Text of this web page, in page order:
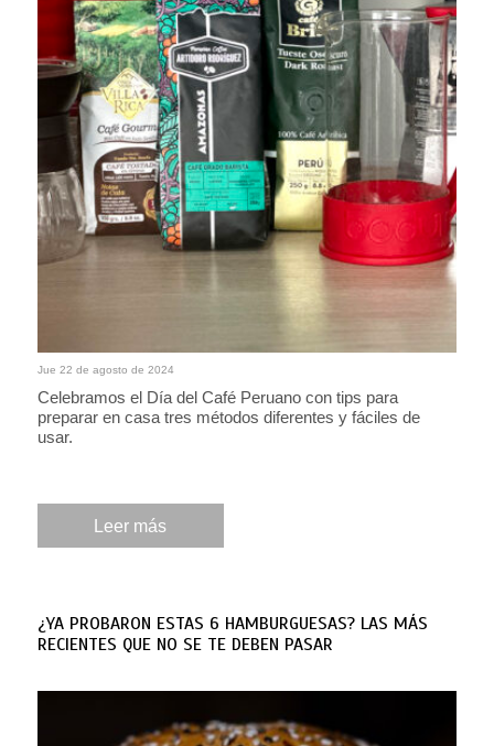
Jue 22 de agosto de 2024
Celebramos el Día del Café Peruano con tips para
preparar en casa tres métodos diferentes y fáciles de
usar.
Leer más
¿YA PROBARON ESTAS 6 HAMBURGUESAS? LAS MÁS
RECIENTES QUE NO SE TE DEBEN PASAR